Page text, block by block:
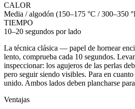
CALOR
Media / algodón (150–175 °C / 300–350
TIEMPO
10–20 segundos por lado
La técnica clásica — papel de hornear
lento, comprueba cada 10 segundos.
inspeccionar: los agujeros de las perlas
pero seguir siendo visibles. Para en
unido. Ambos lados deben plancharse
Ventajas